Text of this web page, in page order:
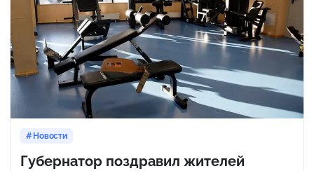
Новости
Губернатор поздравил жителей